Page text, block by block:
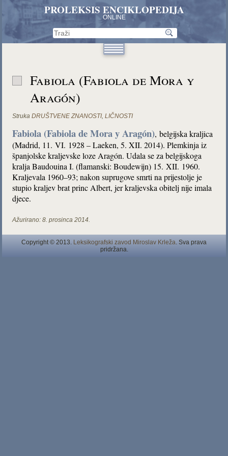
PROLEKSIS ENCIKLOPEDIJA
ONLINE
Fabiola (Fabiola de Mora y
Aragón)
Struka DRUŠTVENE ZNANOSTI,LIČNOSTI
Fabiola (Fabiola de Mora y Aragón), belgijska kraljica
(Madrid, 11. VI. 1928 – Laeken, 5. XII. 2014). Plemkinja iz
španjolske kraljevske loze Aragón. Udala se za belgijskoga
kralja Baudouina I. (flamanski: Boudewijn) 15. XII. 1960.
Kraljevala 1960–93; nakon suprugove smrti na prijestolje je
stupio kraljev brat princ Albert, jer kraljevska obitelj nije imala
djece.
Ažurirano: 8. prosinca 2014.
Copyright © 2013. Leksikografski zavod Miroslav Krleža. Sva prava
pridržana.